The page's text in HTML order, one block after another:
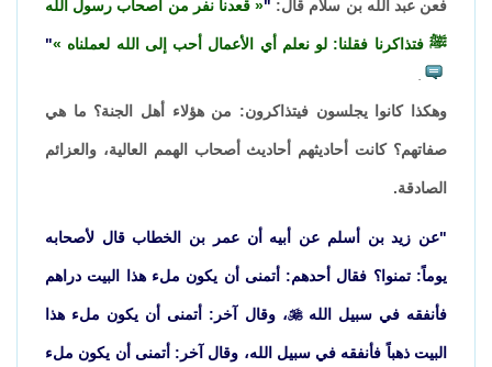
فعن عبد الله بن سلام قال: " قعدنا نفر من أصحاب رسول الله
ﷺ فتذاكرنا فقلنا: لو نعلم أي الأعمال أحب إلى الله لعملناه "
وهكذا كانوا يجلسون فيتذاكرون: من هؤلاء أهل الجنة؟ ما هي
صفاتهم؟ كانت أحاديثهم أحاديث أصحاب الهمم العالية، والعزائم
الصادقة.
"عن زيد بن أسلم عن أبيه أن عمر بن الخطاب قال لأصحابه
يوماً: تمنوا؟ فقال أحدهم: أتمنى أن يكون ملء هذا البيت دراهم
فأنفقه في سبيل الله، وقال آخر: أتمنى أن يكون ملء هذا
البيت ذهباً فأنفقه في سبيل الله، وقال آخر: أتمنى أن يكون ملء